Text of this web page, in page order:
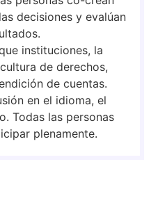
decisiones y evalúan
instituciones, la
de derechos,
de cuentas.
en el idioma, el
Todas las personas
plenamente.